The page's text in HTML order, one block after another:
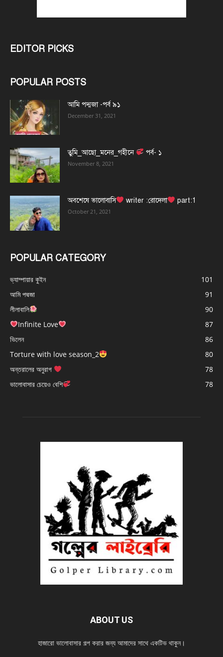
EDITOR PICKS
POPULAR POSTS
আমি পদ্মজা -পর্ব ৯১
December 31, 2021
তুমি_আছো_মনের_গহীনে পর্ব- ১
November 8, 2021
অবশেষে ভালোবাসি writer :রোদেলা part:1
October 21, 2021
POPULAR CATEGORY
ভ্যাম্পায়ার কুইন
101
আমি পদ্মজা
91
লীলাবালি
90
Infinite Love
87
ভিলেন
86
Torture with love season_2
80
অন্তরালের অনুরাগ
78
ভালোবাসার চেয়েও বেশি
78
ABOUT US
হাজারো ভালোবাসার গল্প করার জন্য আমাদের সাথে একটিভ থাকুন।